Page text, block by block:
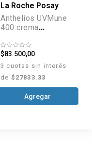
La Roche Posay
Anthelios UVMune
400 crema
50 ml
$83.500,00
3 cuotas sin interés
de $27833.33
Agregar